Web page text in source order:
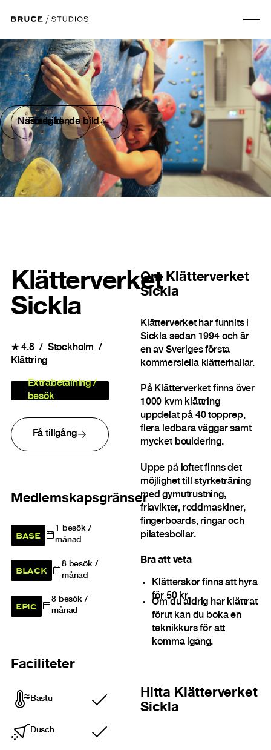
Föregående bild
Nästa bild
Klätterverket
Sickla
★4.8
Stockholm
Klättring
Extrabetalning /
besök
Få tillgång
Medlemskapsgränser
BASE 1 besök /
månad
BLACK 8besök /
månad
EPIC 8besök /
månad
Faciliteter
Bastu
Ingår
Dusch
Ingår
Om Klätterverket
Sickla
Klätterverket har funnits i
Sickla sedan 1994 och är
en av Sveriges första
kommersiella klätterhallar.
På Klätterverket finns över
1000 kvm klättring
uppdelat på 40 topprep,
flera ledbara väggar samt
mycket bouldering.
Uppe på loftet finns det
möjlighet till styrketräning
med gymutrustning,
friavikter, roddmaskiner,
fingerboards, ringar och
pilatesbollar.
Bra att veta
Klätterskor finns att hyra
för 50 kr.
Om du aldrig har klättrat
förut kan du boka en
teknikkursför att
komma igång.
Hitta Klätterverket
Sickla